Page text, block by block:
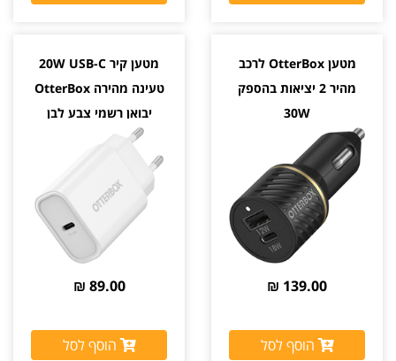
מטען OtterBox לרכב
מהיר 2 יציאות בהספק
30W
139.00 ₪
הוסף לסל
מטען קיר 20W USB-C
טעינה מהירה OtterBox
יבואן רשמי צבע לבן
89.00 ₪
הוסף לסל